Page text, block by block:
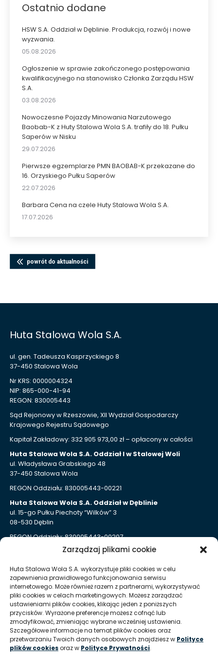
Zarządzaj plikami cookie
Huta Stalowa Wola S.A. wykorzystuje pliki cookies w celu
zapewnienia prawidłowego funkcjonowania serwisu
internetowego. Może również razem z partnerami, wykorzystywać
pliki cookies w celach marketingowych. Możesz zarządzać
ustawieniami plików cookies, klikając jeden z poniższych
przycisków. Wyrażone preferencje możesz cofnąć lub
zmodyfikować, zmieniając wybrane wcześniej ustawienia.
Szczegółowe informacje na temat plików cookies oraz
przetwarzaniu Twoich danych osobowych znajdziesz w Polityce
plików cookiesoraz w Polityce Prywatności.
Ostatnio dodane
HSW S.A. Oddział w Dęblinie. Produkcja, rozwój i nowe
wyzwania.
05.08.2026
Ogłoszenie w sprawie zakończonego postępowania
kwalifikacyjnego na stanowisko Członka Zarządu HSW
S.A.
03.08.2026
Nowoczesne Pojazdy Minowania Narzutowego
Baobab-K z Huty Stalowa Wola S.A. trafiły do 18. Pułku
Saperów w Nisku
29.07.2026
Pierwsze egzemplarze PMN BAOBAB-K przekazane do
16. Orzyskiego Pułku Saperów
22.07.2026
Barbara Cena na czele Huty Stalowa Wola S.A.
17.07.2026
powrót do aktualności
Huta Stalowa Wola S.A.
ul. gen. Tadeusza Kasprzyckiego 8
37-450 Stalowa Wola
Nr KRS: 0000004324
NIP: 865-000-41-94
REGON: 830005443
Sąd Rejonowy w Rzeszowie, XII Wydział Gospodarczy
Krajowego Rejestru Sądowego
Kapitał Zakładowy: 332 905 973,00 zł – opłacony w całości
Huta Stalowa Wola S.A. Oddział I w Stalowej Woli
ul. Władysława Grabskiego 48
37-450 Stalowa Wola
REGON Oddziału: 830005443-00221
Huta Stalowa Wola S.A. Oddział w Dęblinie
ul. 15-go Pułku Piechoty “Wilków” 3
08-530 Dęblin
REGON Oddziału: 830005443-00207
Huta Stalowa Wola S.A. Oddział Autosan w Sanoku
38-500 Sanok
REGON Oddziału 830005443-00214
Kontakt dla mediów
T:+48 (15) 813 51 38
E:marketing @ hsw pl